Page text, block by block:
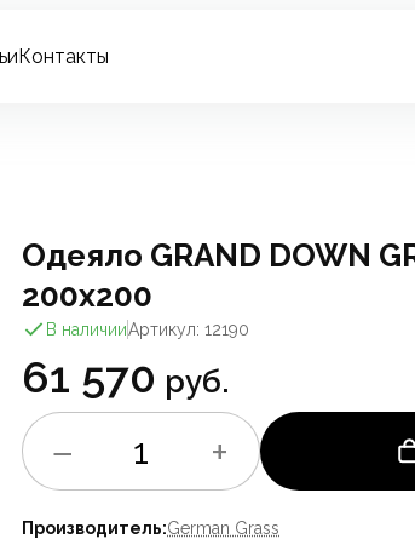
Контакты
Одеяло GRAND DOWN
200x200
В наличииАртикул: 12190
61 570 руб.
− 1 +
Производитель:German Grass